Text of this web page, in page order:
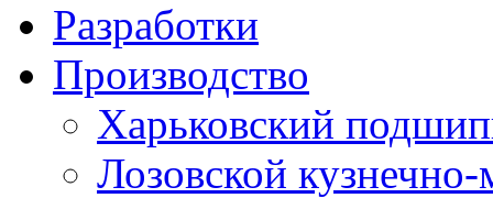
Разработки
Производство
Харьковский
Лозовской